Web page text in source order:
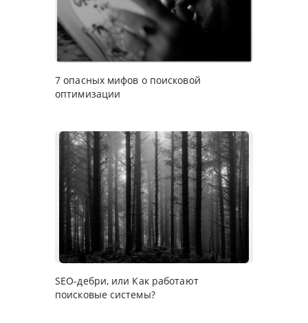
7 опасных мифов о поисковой
оптимизации
SEO-дебри, или Как работают
поисковые системы?